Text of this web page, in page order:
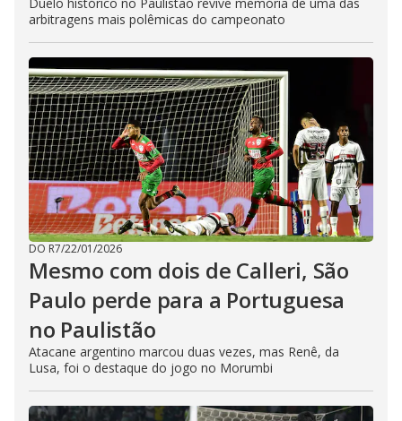
arbitragens mais polêmicas do campeonato
DO R7/22/01/2026
Mesmo com dois de Calleri, São
Paulo perde para a Portuguesa
no Paulistão
Atacane argentino marcou duas vezes, mas Renê, da
Lusa, foi o destaque do jogo no Morumbi